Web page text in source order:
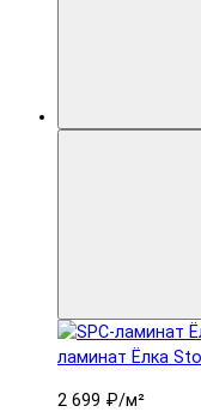
ламинат Ëлка
2 699 ₽/м²